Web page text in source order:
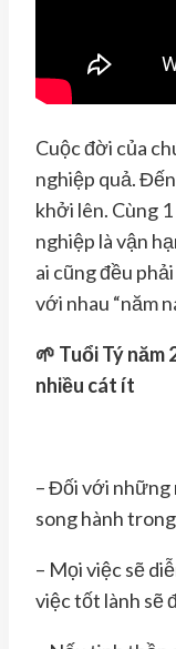
Cuộc đời của
nghiệp quả.
khởi lên. Cùng
nghiệp là vận
ai cũng đều
với nhau “năm
🌱 Tuổi Tý năm
nhiều cát ít
– Đối với những
song hành
– Mọi việc sẽ
việc tốt lành sẽ